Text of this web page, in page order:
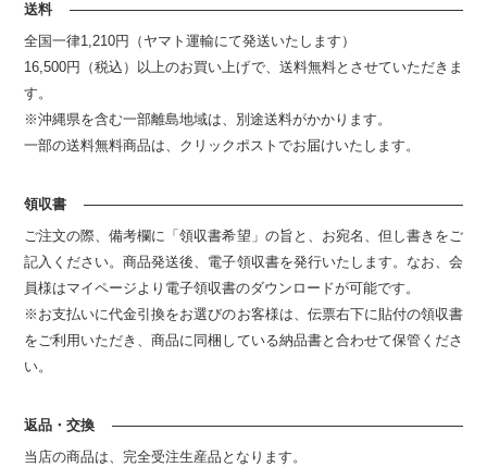
送料
全国一律1,210円（ヤマト運輸にて発送いたします）
16,500円（税込）以上のお買い上げで、送料無料とさせていただきま
す。
※沖縄県を含む一部離島地域は、別途送料がかかります。
一部の送料無料商品は、クリックポストでお届けいたします。
領収書
ご注文の際、備考欄に「領収書希望」の旨と、お宛名、但し書きをご
記入ください。商品発送後、電子領収書を発行いたします。なお、会
員様はマイページより電子領収書のダウンロードが可能です。
※お支払いに代金引換をお選びのお客様は、伝票右下に貼付の領収書
をご利用いただき、商品に同梱している納品書と合わせて保管くださ
い。
返品・交換
当店の商品は、完全受注生産品となります。